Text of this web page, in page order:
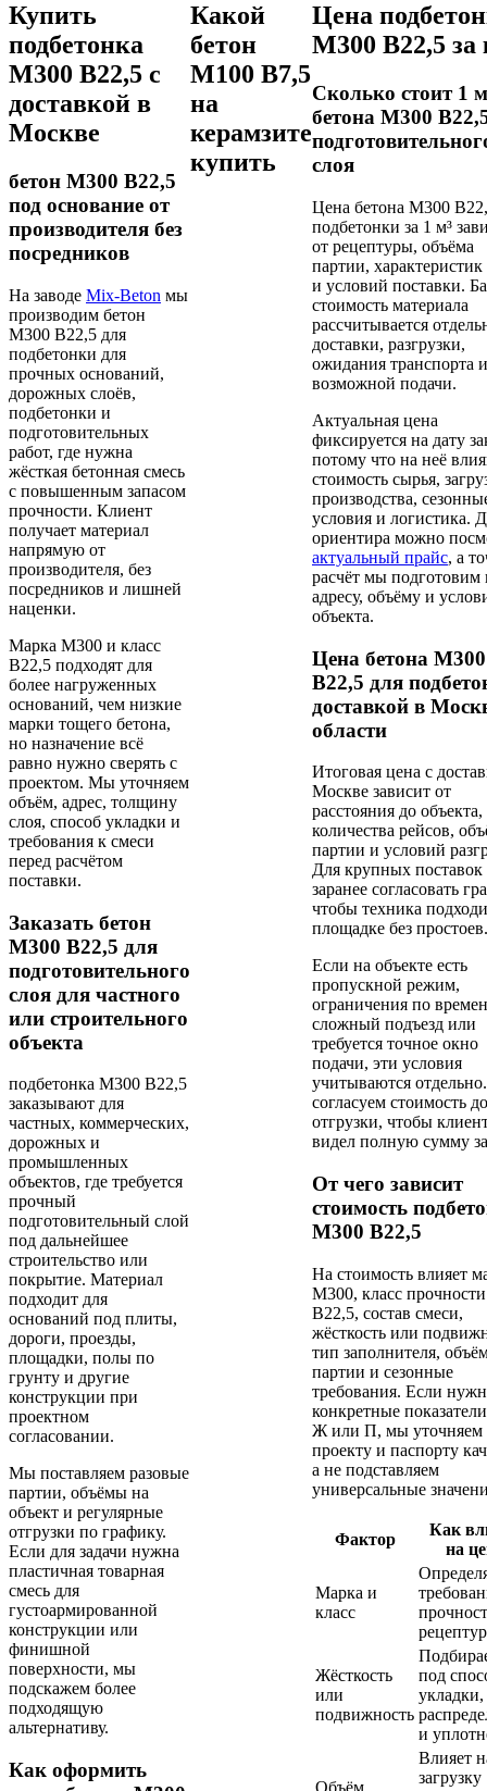
Купить
подбетонка
М300 В22,5 с
доставкой в
Москве
бетон М300 В22,5
под основание от
производителя без
посредников
На заводе Mix-Beton мы
производим бетон
М300 В22,5 для
подбетонки для
прочных оснований,
дорожных слоёв,
подбетонки и
подготовительных
работ, где нужна
жёсткая бетонная смесь
с повышенным запасом
прочности. Клиент
получает материал
напрямую от
производителя, без
посредников и лишней
наценки.
Марка М300 и класс
В22,5 подходят для
более нагруженных
оснований, чем низкие
марки тощего бетона,
но назначение всё
равно нужно сверять с
проектом. Мы уточняем
объём, адрес, толщину
слоя, способ укладки и
требования к смеси
перед расчётом
поставки.
Заказать бетон
М300 В22,5 для
подготовительного
слоя для частного
или строительного
объекта
подбетонка М300 В22,5
заказывают для
частных, коммерческих,
дорожных и
промышленных
объектов, где требуется
прочный
подготовительный слой
под дальнейшее
строительство или
покрытие. Материал
подходит для
оснований под плиты,
дороги, проезды,
площадки, полы по
грунту и другие
конструкции при
проектном
согласовании.
Мы поставляем разовые
партии, объёмы на
объект и регулярные
отгрузки по графику.
Если для задачи нужна
пластичная товарная
смесь для
густоармированной
конструкции или
финишной
поверхности, мы
подскажем более
подходящую
альтернативу.
Как оформить
Какой
бетон
М100 В7,5
на
керамзите
купить
Цена
М300 В22,5 за
Сколько стоит 1
бетона М300
слоя
Цена бетона М300
подбетонки за 1 м³
от рецептуры, объёма
партии,
и условий поставки.
стоимость материала
рассчитывается
доставки, разгрузки,
ожидания транспорта и
возможной подачи.
Актуальная цена
фиксируется на дату
потому что на неё
стоимость сырья,
производства,
условия и логистика.
ориентира можно
актуальный прайс, а
расчёт мы подготовим
адресу, объёму и
объекта.
Цена бетона М300
В22,5 для
доставкой в
области
Итоговая цена с
Москве зависит от
расстояния до объекта,
количества рейсов,
партии и условий
Для крупных
заранее согласовать
чтобы техника
площадке без простоев.
Если на объекте есть
пропускной режим,
ограничения по
сложный подъезд или
требуется точное окно
подачи, эти условия
учитываются
согласуем стоимость до
отгрузки, чтобы
видел полную сумму
От чего зависит
стоимость
М300 В22,5
На стоимость влияет
М300, класс прочности
В22,5, состав смеси,
жёсткость или
тип заполнителя,
партии и сезонные
требования. Если
конкретные
Ж или П, мы уточняем
проекту и паспорту
а не подставляем
универсальные
Фактор
Как
на
Марка и
класс
Жёсткость
или
подвижность
под
укладки,
и
Объём
Влияет
загрузку